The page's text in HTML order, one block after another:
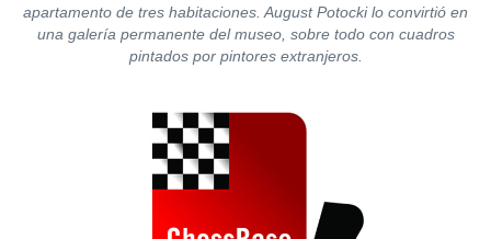
apartamento de tres habitaciones. August Potocki lo convirtió en
una galería permanente del museo, sobre todo con cuadros
pintados por pintores extranjeros.